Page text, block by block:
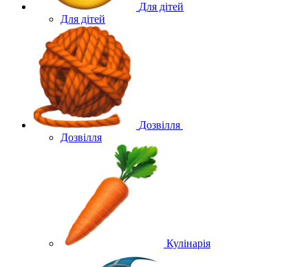
Для дітей
Для дітей
Дозвілля
Дозвілля
Кулінарія